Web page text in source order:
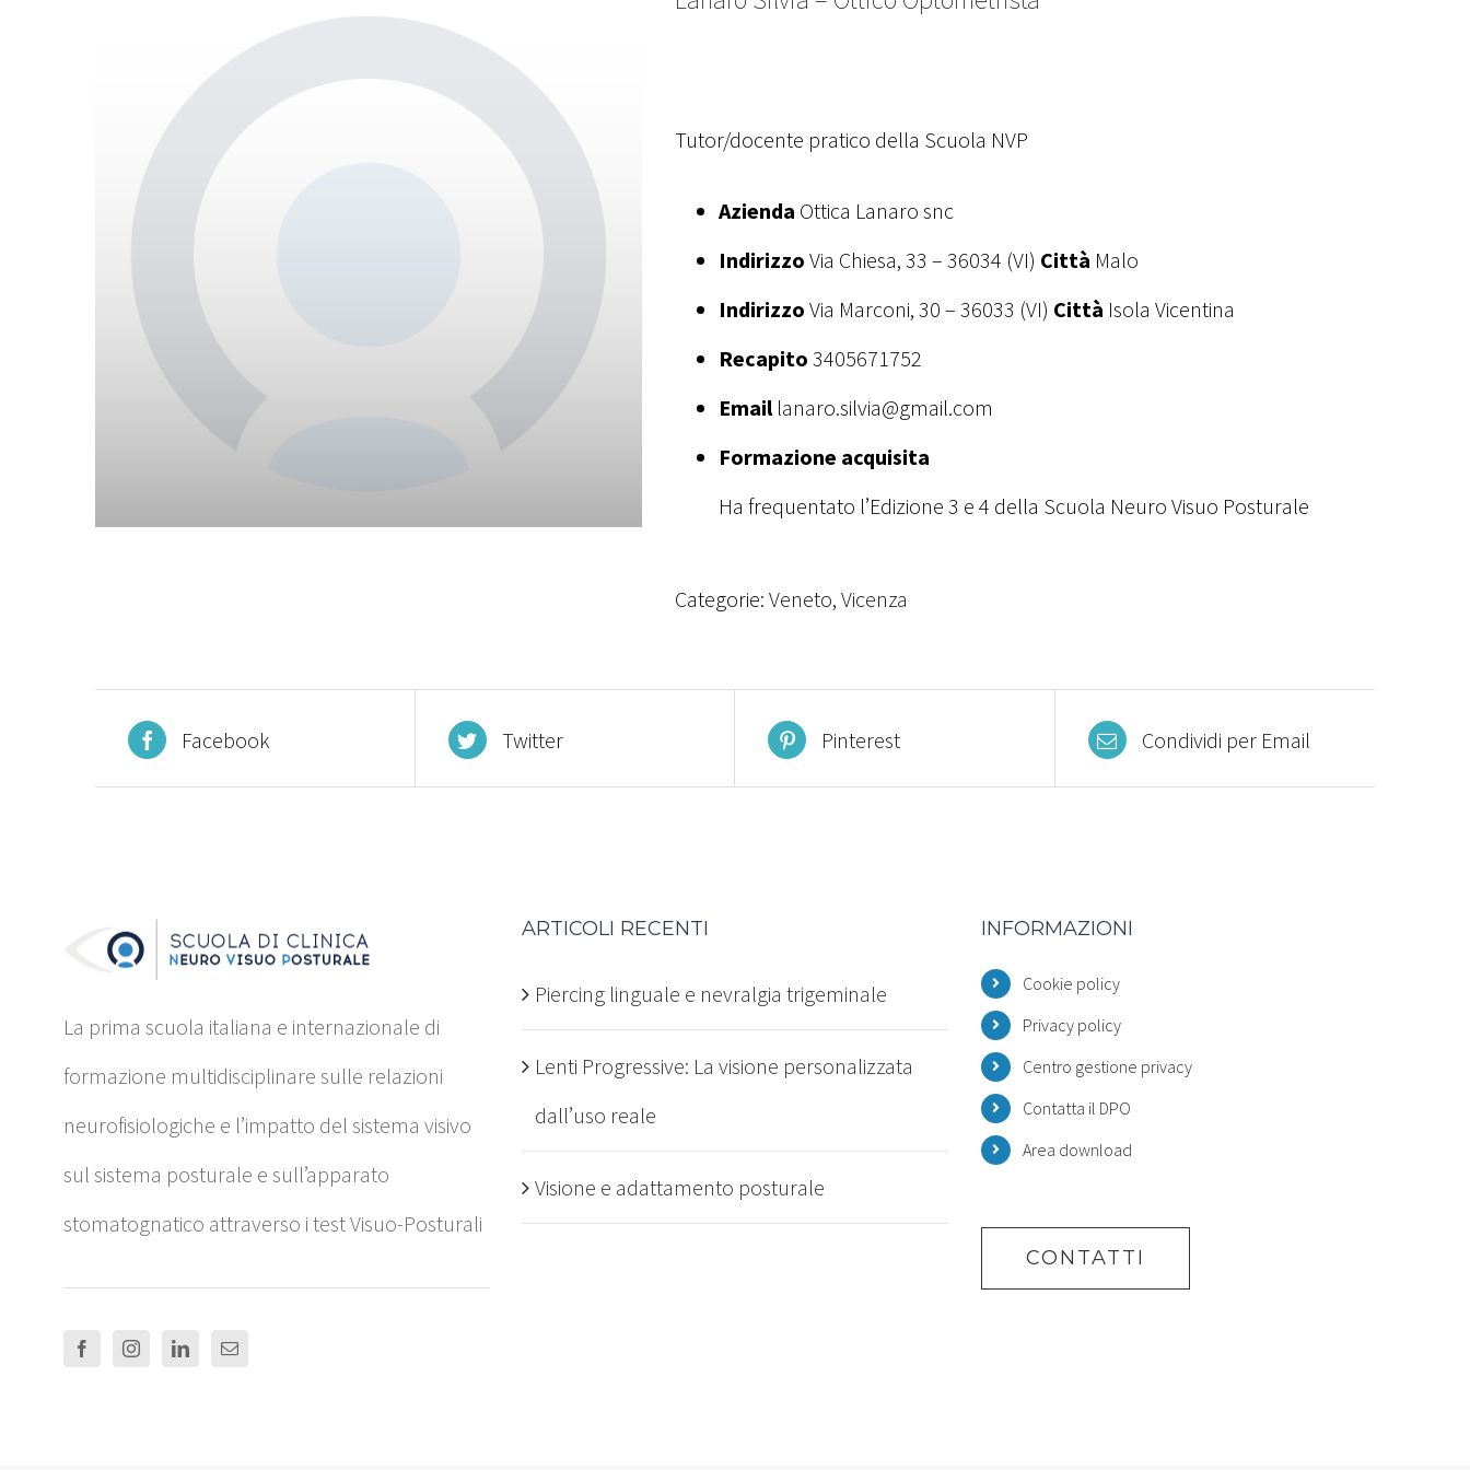
Tutor/docente pratico della Scuola NVP
Azienda Ottica Lanaro snc
Indirizzo Via Chiesa, 33 – 36034 (VI) Città Malo
Indirizzo Via Marconi, 30 – 36033 (VI) Città Isola Vicentina
Recapito 3405671752
Email lanaro.silvia@gmail.com
Formazione acquisita
Ha frequentato l’Edizione 3 e 4 della Scuola Neuro Visuo Posturale
Categorie: Veneto, Vicenza
Facebook Twitter Pinterest Condividi per Email
La prima scuola italiana e internazionale di
formazione multidisciplinare sulle relazioni
neurofisiologiche e l’impatto del sistema visivo
sul sistema posturale e sull’apparato
stomatognatico attraverso i test Visuo-Posturali
ARTICOLI RECENTI
Piercing linguale e nevralgia trigeminale
Lenti Progressive: La visione personalizzata
dall’uso reale
Visione e adattamento posturale
INFORMAZIONI
Cookie policy
Privacy policy
Centro gestione privacy
Contatta il DPO
Area download
CONTATTI